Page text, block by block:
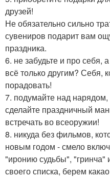
друзей!
Не обязательно сильно
сувениров подарит вам
праздника.
6. не забудьте и про себя,
всё только другим? Себя,
порадовать!
7. подумайте над
сделайте праздничный
встречать во всеоружии!
8. никуда без фильмов,
новым годом - смело
"иронию судьбы",
своего списка, берем